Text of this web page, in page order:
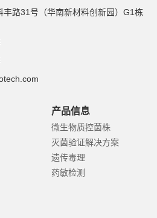
丰路31号（华南新材料创新园）G1栋
产品信息
微生物质控菌株
灭菌验证解决方案
遗传毒理
药敏检测